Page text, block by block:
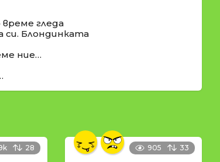
гледа
си. Блондинката
ние…
28 905 33